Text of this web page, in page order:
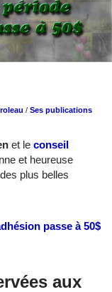
/ Ses publications
et le conseil
et heureuse
plus belles
passe à 50$
aux